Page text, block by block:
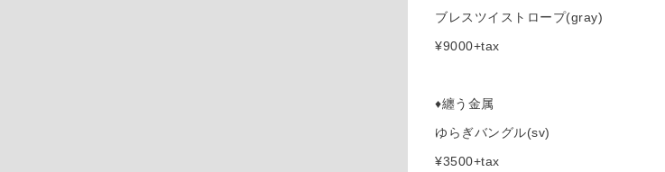
ブレスツイストロープ(gray)
¥9000+tax
♦︎纏う金属
ゆらぎバングル(sv)
¥3500+tax